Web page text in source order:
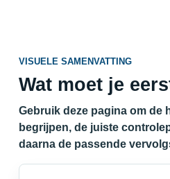
VISUELE SAMENVATTING
Wat moet je
Gebruik deze pagina om de
begrijpen, de juiste
daarna de passende